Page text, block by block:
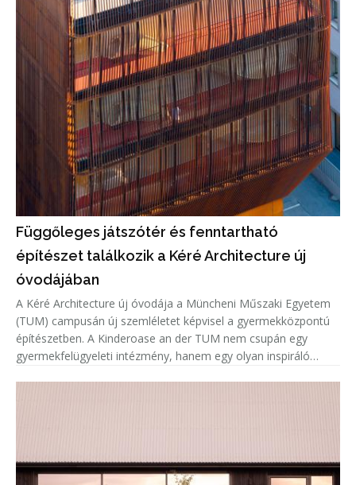
Függőleges játszótér és fenntartható
építészet találkozik a Kéré Architecture új
óvodájában
A Kéré Architecture új óvodája a Müncheni Műszaki Egyetem
(TUM) campusán új szemléletet képvisel a gyermekközpontú
építészetben. A Kinderoase an der TUM nem csupán egy
gyermekfelügyeleti intézmény, hanem egy olyan inspiráló